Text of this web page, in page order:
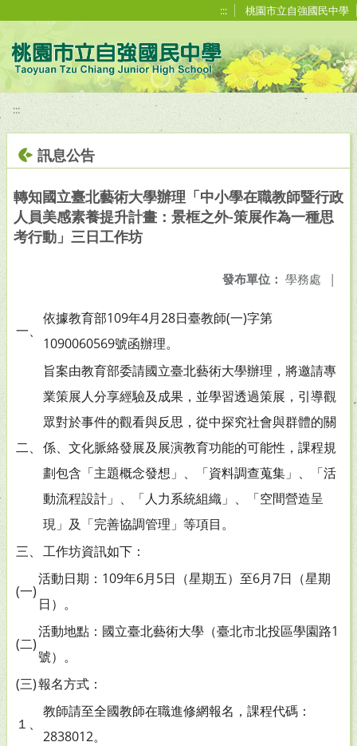
::: 桃園市立自強國民中學
:::
訊息公告
轉知國立臺北藝術大學辦理「中小學在職教師暨行政
人員美感素養提升計畫：景框之外-策展作為一種思
考行動」三日工作坊
發布單位： 學務處 |
一、
依據教育部109年4月28日臺教師(一)字第
1090060569號函辦理。
二、
旨案由教育部委請國立臺北藝術大學辦理，將邀請專
業策展人分享經驗及成果，並學習透過策展，引導觀
眾對於事件的觀看與反思，從中探究社會與群體的關
係、文化脈絡發展及展演教育功能的可能性，課程規
劃包含「主題概念發想」、「資料調查蒐集」、「活
動流程設計」、「人力系統組織」、「空間營造呈
現」及「完善協調管理」等項目。
三、 工作坊資訊如下：
(一)
活動日期：109年6月5日（星期五）至6月7日（星期
日）。
(二)
活動地點：國立臺北藝術大學（臺北市北投區學園路1
號）。
(三)報名方式：
１、
教師請至全國教師在職進修網報名，課程代碼：
2838012。